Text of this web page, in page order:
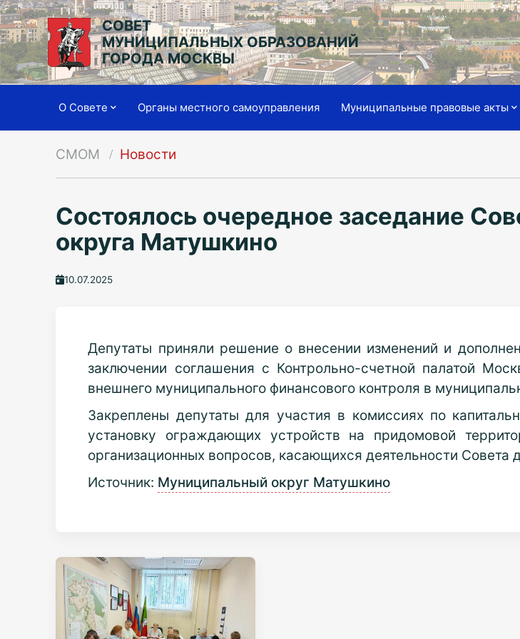
СОВЕТ
МУНИЦИПАЛЬНЫХ ОБРАЗОВАНИЙ
ГОРОДА МОСКВЫ
О Совете Органы местного самоуправления Муниципальные правовые акты
СМОМ Новости
Состоялось очередное заседание
округа Матушкино
10.07.2025
Депутаты приняли решение о внесении изменений и
заключении соглашения с Контрольно-счетной палатой
внешнего муниципального финансового контроля в
Закреплены депутаты для участия в комиссиях по
установку ограждающих устройств на придомовой
организационных вопросов, касающихся деятельности Совета
Источник: Муниципальный округ Матушкино